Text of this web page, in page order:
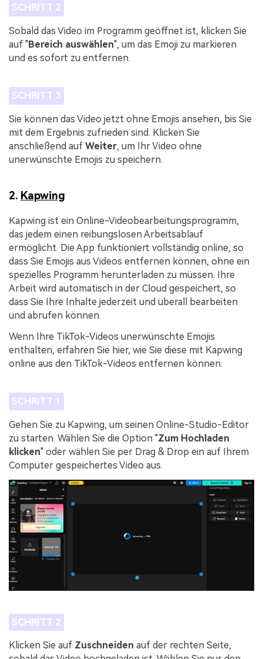
SCHRITT 2
Sobald das Video im Programm geöffnet ist, klicken Sie
auf "Bereich auswählen", um das Emoji zu markieren
und es sofort zu entfernen.
SCHRITT 3
Sie können das Video jetzt ohne Emojis ansehen, bis Sie
mit dem Ergebnis zufrieden sind. Klicken Sie
anschließend auf Weiter, um Ihr Video ohne
unerwünschte Emojis zu speichern.
2. Kapwing
Kapwing ist ein Online-Videobearbeitungsprogramm,
das jedem einen reibungslosen Arbeitsablauf
ermöglicht. Die App funktioniert vollständig online, so
dass Sie Emojis aus Videos entfernen können, ohne ein
spezielles Programm herunterladen zu müssen. Ihre
Arbeit wird automatisch in der Cloud gespeichert, so
dass Sie Ihre Inhalte jederzeit und überall bearbeiten
und abrufen können.
Wenn Ihre TikTok-Videos unerwünschte Emojis
enthalten, erfahren Sie hier, wie Sie diese mit Kapwing
online aus den TikTok-Videos entfernen können.
SCHRITT 1
Gehen Sie zu Kapwing, um seinen Online-Studio-Editor
zu starten. Wählen Sie die Option "Zum Hochladen
klicken" oder wählen Sie per Drag & Drop ein auf Ihrem
Computer gespeichertes Video aus.
SCHRITT 2
Klicken Sie auf Zuschneiden auf der rechten Seite,